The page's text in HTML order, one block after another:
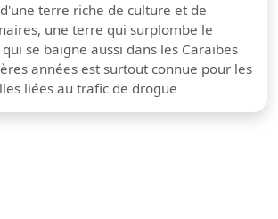
terre riche de culture et de
une terre qui surplombe le
se baigne aussi dans les Caraïbes
années est surtout connue pour les
liées au trafic de drogue